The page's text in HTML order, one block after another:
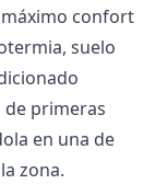
confort
suelo
primeras
en una de
zona.